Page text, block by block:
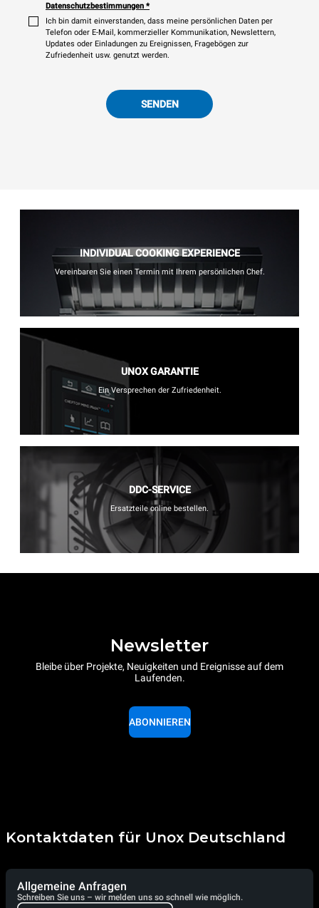
Datenschutzbestimmungen *
Ich bin damit einverstanden, dass meine persönlichen Daten per
Telefon oder E-Mail, kommerzieller Kommunikation, Newslettern,
Updates oder Einladungen zu Ereignissen, Fragebögen zur
Zufriedenheit usw. genutzt werden.
SENDEN
INDIVIDUAL COOKING EXPERIENCE
Vereinbaren Sie einen Termin mit Ihrem persönlichen Chef.
UNOX GARANTIE
Ein Versprechen der Zufriedenheit.
DDC-SERVICE
Ersatzteile online bestellen.
Newsletter
Bleibe über Projekte, Neuigkeiten und Ereignisse auf dem
Laufenden.
ABONNIEREN
Kontaktdaten für Unox Deutschland
Allgemeine Anfragen
Schreiben Sie uns – wir melden uns so schnell wie möglich.